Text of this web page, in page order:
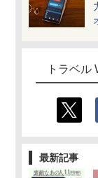
トラベル
最新記事